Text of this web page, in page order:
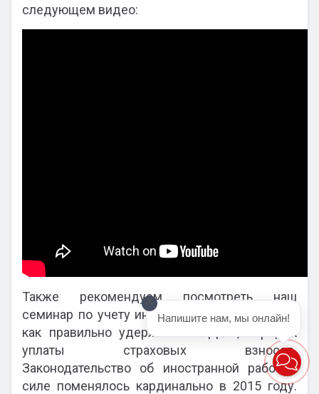
следующем видео:
Также рекомендуем посмотреть наш
семинар по учету иностранных сотрудников,
как правильно удерживать НДФЛ, порядок
уплаты страховых взносов.
Законодательство об иностранной рабочей
силе поменялось кардинально в 2015 году.
Напишите нам, мы онлайн!